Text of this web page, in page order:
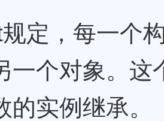
定，每一个
一个对象。这
实例继承。